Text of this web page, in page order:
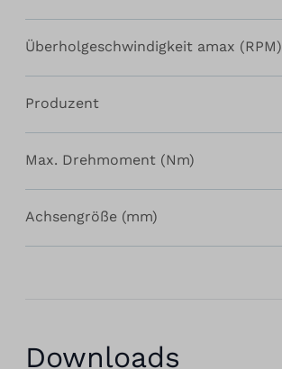
Überholgeschwindigkeit amax (RPM)
Produzent
Max. Drehmoment (Nm)
Achsengröße (mm)
Downloads